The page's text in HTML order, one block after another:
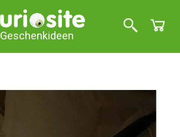
Geschenkideen